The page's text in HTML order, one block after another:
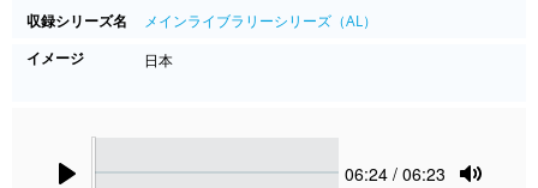
収録シリーズ名
メインライブラリーシリーズ（AL）
イメージ
日本
Current
06:24 / 06:23